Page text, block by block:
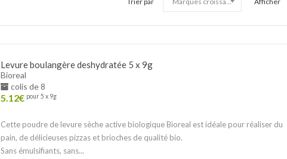
Levure boulangère deshydratée 5 x 9g
Bioreal
colis de 8
5.12€ pour 5 x 9g
Cette poudre de levure sèche active biologique Bioreal est idéale pour réaliser du
pain, de délicieuses pizzas et brioches de qualité bio.
Sans émulsifiants, sans...